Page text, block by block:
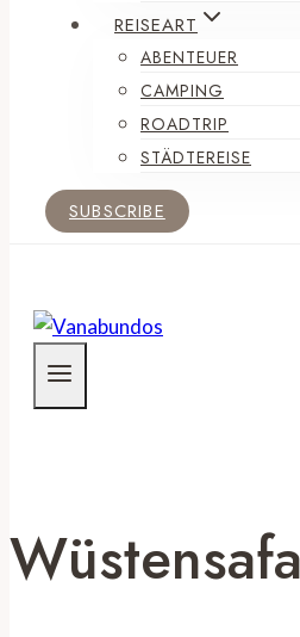
REISEART
ABENTEUER
CAMPING
ROADTRIP
STÄDTEREISE
SUBSCRIBE